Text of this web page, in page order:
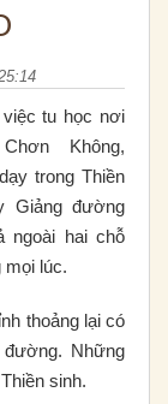
tu học nơi
Không,
trong Thiền
Giảng đường
ngoài hai chỗ
mọi lúc.
thoảng lại có
Những
sinh.